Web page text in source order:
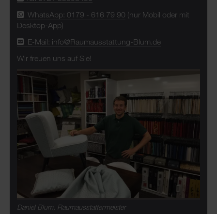
WhatsApp: 0179 - 616 79 90 (nur Mobil oder mit
Desktop-App)
E-Mail: info@Raumausstattung-Blum.de
Wir freuen uns auf Sie!
Daniel Blum, Raumausstattermeister